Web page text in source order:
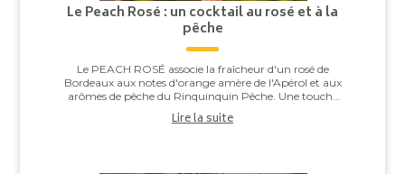
Le Peach Rosé : un cocktail au rosé et à la
pêche
Le PEACH ROSÉ associe la fraîcheur d'un rosé de
Bordeaux aux notes d'orange amère de l'Apérol et aux
arômes de pêche du Rinquinquin Pêche. Une touche
Lire la suite